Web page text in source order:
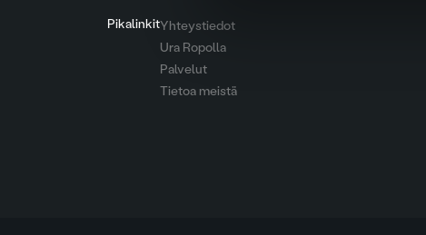
PikalinkitYhteystiedot
Ura Ropolla
Palvelut
Tietoa meistä